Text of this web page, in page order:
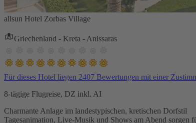
allsun Hotel Zorbas Village
Griechenland - Kreta - Anissaras
Für dieses Hotel liegen 2407 Bewertungen mit einer
8-tägige Flugreise, DZ inkl. AI
Charmante Anlage im landestypischen, kretischen Dorfstil
Tagesanimation, Live-Musik und Shows am Abend sorgen